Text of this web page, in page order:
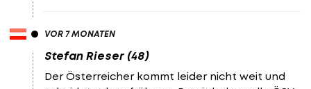
VOR 7 MONATEN
Stefan Rieser (48)
Der Österreicher kommt leider nicht weit und